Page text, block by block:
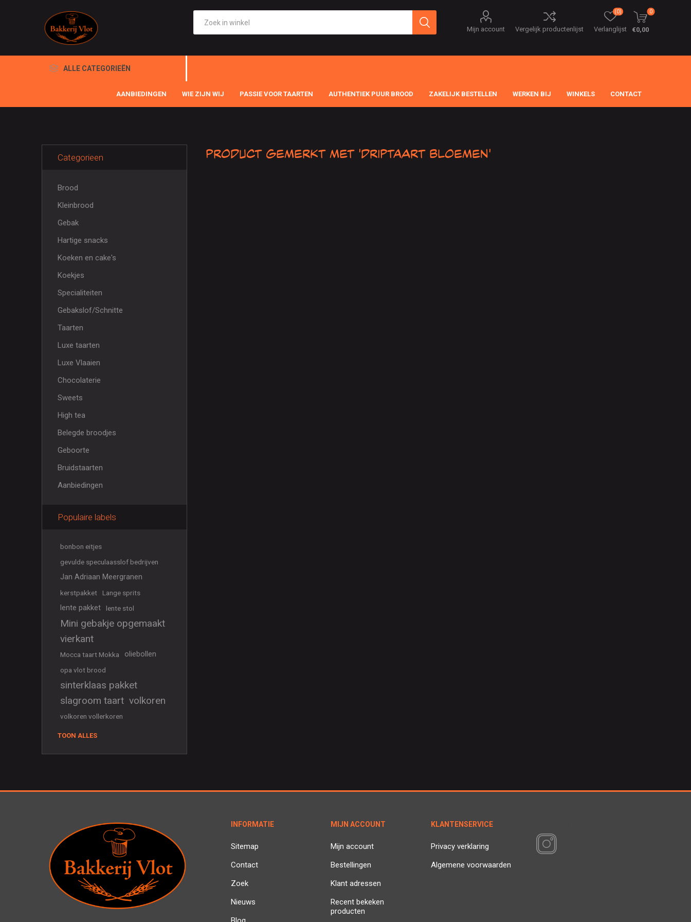
Mijn account Vergelijk productenlijst Verlanglijst
(0) 0
€0,00
ALLE CATEGORIEËN
AANBIEDINGEN WIE ZIJN WIJ PASSIE VOOR TAARTEN AUTHENTIEK PUUR BROOD ZAKELIJK BESTELLEN WERKEN BIJ WINKELS CONTACT
Product gemerkt met 'driptaart Bloemen'
Categorieen
Brood
Kleinbrood
Gebak
Hartige snacks
Koeken en cake's
Koekjes
Specialiteiten
Gebakslof/Schnitte
Taarten
Luxe taarten
Luxe Vlaaien
Chocolaterie
Sweets
High tea
Belegde broodjes
Geboorte
Bruidstaarten
Aanbiedingen
Populaire labels
bonbon eitjes
gevulde speculaasslof bedrijven
Jan Adriaan Meergranen
kerstpakket Lange sprits
lente pakket lente stol
Mini gebakje opgemaakt
vierkant
Mocca taart Mokka oliebollen
opa vlot brood
sinterklaas pakket
slagroom taart volkoren
volkoren vollerkoren
TOON ALLES
INFORMATIE
Sitemap
Contact
Zoek
Nieuws
MIJN ACCOUNT
Mijn account
Bestellingen
Klant adressen
Recent bekeken
producten
KLANTENSERVICE
Privacy verklaring
Algemene voorwaarden